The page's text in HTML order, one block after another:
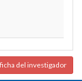
del investigador